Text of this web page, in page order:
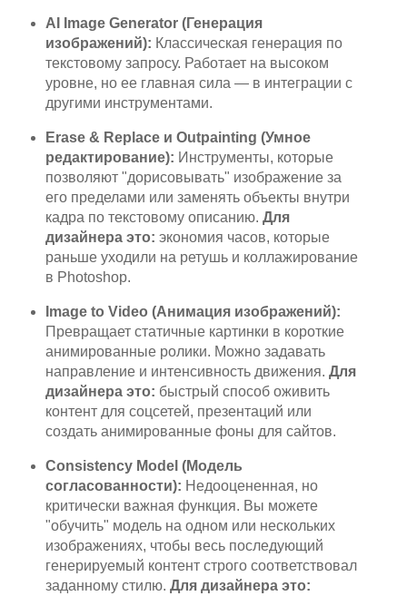
AI Image Generator (Генерация
изображений): Классическая генерация по
текстовому запросу. Работает на высоком
уровне, но ее главная сила — в интеграции с
другими инструментами.
Erase & Replace и Outpainting (Умное
редактирование): Инструменты, которые
позволяют "дорисовывать" изображение за
его пределами или заменять объекты внутри
кадра по текстовому описанию. Для
дизайнера это: экономия часов, которые
раньше уходили на ретушь и коллажирование
в Photoshop.
Image to Video (Анимация изображений):
Превращает статичные картинки в короткие
анимированные ролики. Можно задавать
направление и интенсивность движения. Для
дизайнера это: быстрый способ оживить
контент для соцсетей, презентаций или
создать анимированные фоны для сайтов.
Consistency Model (Модель
согласованности): Недооцененная, но
критически важная функция. Вы можете
"обучить" модель на одном или нескольких
изображениях, чтобы весь последующий
генерируемый контент строго соответствовал
заданному стилю. Для дизайнера это: